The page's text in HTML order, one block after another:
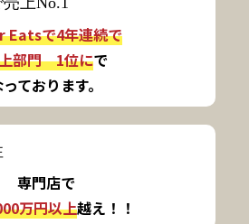
Eatsで4年連続で
部門 1位にで
ております。
専門店で
万円以上越え！！